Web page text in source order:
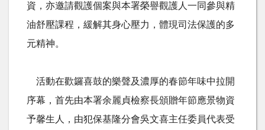
資，亦邀請觀護個案與本署榮譽觀護人一同參與精
油舒壓課程，緩解其身心壓力，體現司法保護的多
元精神。
活動在歡鑼喜鼓的樂聲及濃厚的春節年味中拉開
序幕，首先由本署余麗貞檢察長頒贈年節應景物資
予馨生人，由犯保基隆分會吳文喜主任委員代表受